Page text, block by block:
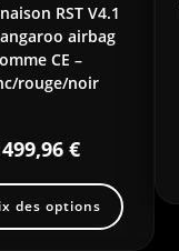
RST V4.1
airbag
CE –
rouge/noir
€
des options